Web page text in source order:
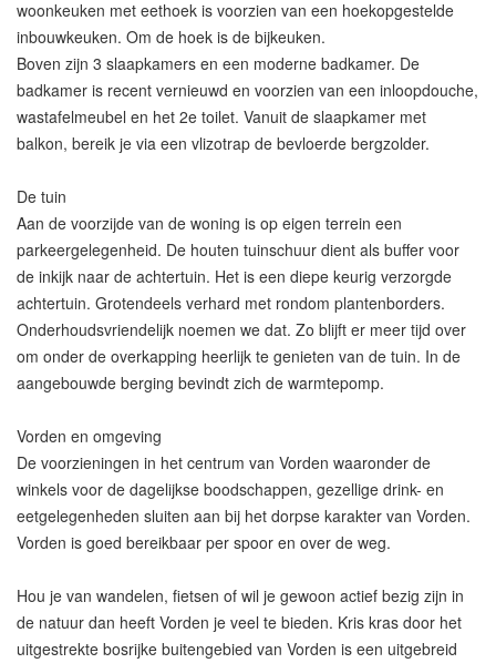
woonkeuken met eethoek is voorzien van een hoekopgestelde
inbouwkeuken. Om de hoek is de bijkeuken.
Boven zijn 3 slaapkamers en een moderne badkamer. De
badkamer is recent vernieuwd en voorzien van een inloopdouche,
wastafelmeubel en het 2e toilet. Vanuit de slaapkamer met
balkon, bereik je via een vlizotrap de bevloerde bergzolder.
De tuin
Aan de voorzijde van de woning is op eigen terrein een
parkeergelegenheid. De houten tuinschuur dient als buffer voor
de inkijk naar de achtertuin. Het is een diepe keurig verzorgde
achtertuin. Grotendeels verhard met rondom plantenborders.
Onderhoudsvriendelijk noemen we dat. Zo blijft er meer tijd over
om onder de overkapping heerlijk te genieten van de tuin. In de
aangebouwde berging bevindt zich de warmtepomp.
Vorden en omgeving
De voorzieningen in het centrum van Vorden waaronder de
winkels voor de dagelijkse boodschappen, gezellige drink- en
eetgelegenheden sluiten aan bij het dorpse karakter van Vorden.
Vorden is goed bereikbaar per spoor en over de weg.
Hou je van wandelen, fietsen of wil je gewoon actief bezig zijn in
de natuur dan heeft Vorden je veel te bieden. Kris kras door het
uitgestrekte bosrijke buitengebied van Vorden is een uitgebreid